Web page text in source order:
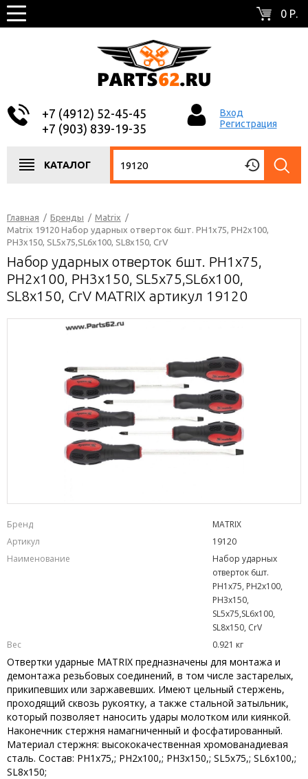
0 Р.
+7 (4912) 52-45-45
+7 (903) 839-19-35
Вход
Регистрация
КАТАЛОГ
Главная / Бренды / Matrix /
Matrix 19120 Набор ударных отверток 6шт. PH1x75, PH2x100,
PH3x150, SL5x75,SL6x100, SL8x150, CrV
Набор ударных отверток 6шт. PH1x75,
PH2x100, PH3x150, SL5x75,SL6x100,
SL8x150, CrV MATRIX артикул 19120
Бренд
MATRIX
Артикул
19120
Наименование
Набор ударных
отверток 6шт.
PH1x75, PH2x100,
PH3x150,
SL5x75,SL6x100,
SL8x150, CrV
Вес
0.921 кг
Отвертки ударные MATRIX предназначены для монтажа и
демонтажа резьбовых соединений, в том числе застарелых,
прикипевших или заржавевших. Имеют цельный стержень,
проходящий сквозь рукоятку, а также стальной затыльник,
который позволяет наносить удары молотком или киянкой.
Наконечник стержня намагниченный и фосфатированный.
Материал стержня: высококачественная хромованадиевая
сталь. Состав: PH1x75,; PH2x100,; PH3x150,; SL5x75,; SL6x100,;
SL8x150;